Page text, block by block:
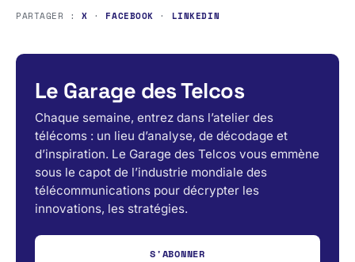
PARTAGER :X · FACEBOOK · LINKEDIN
Le Garage des Telcos
Chaque semaine, entrez dans l’atelier des
télécoms : un lieu d’analyse, de décodage et
d’inspiration. Le Garage des Telcos vous emmène
sous le capot de l’industrie mondiale des
télécommunications pour décrypter les
innovations, les stratégies.
S'ABONNER